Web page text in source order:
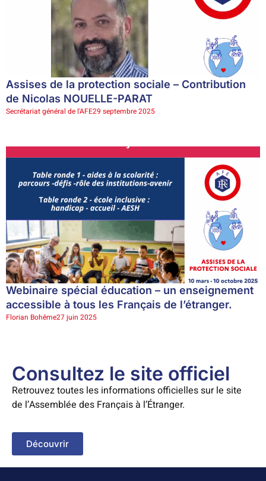
Assises de la protection sociale – Contribution
de Nicolas NOUELLE-PARAT
Secrétariat général de l'AFE29 septembre 2025
Webinaire spécial éducation – un enseignement
accessible à tous les Français de l’étranger.
Florian Bohême27 juin 2025
Consultez le site officiel
Retrouvez toutes les informations officielles sur le site
de l’Assemblée des Français à l’Étranger.
Découvrir